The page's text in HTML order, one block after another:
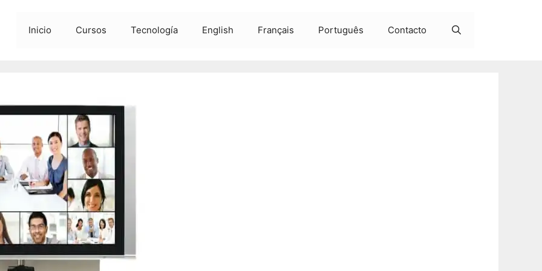
Inicio Cursos Tecnología English Français Português Contacto